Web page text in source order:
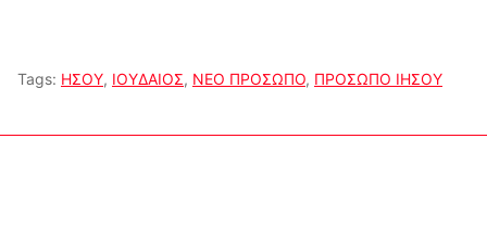
Tags: ΗΣΟΥ, ΙΟΥΔΑΙΟΣ, ΝΕΟ ΠΡΟΣΩΠΟ, ΠΡΟΣΩΠΟ ΙΗΣΟΥ